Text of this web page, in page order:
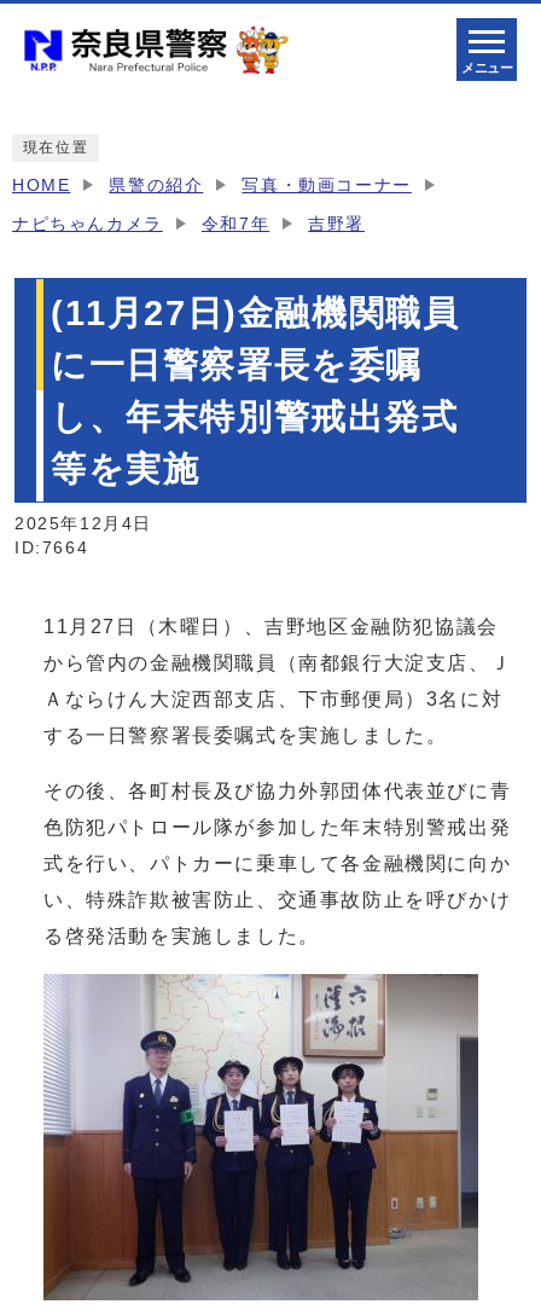
メニュー
現在位置
HOME 県警の紹介 写真・動画コーナー
ナピちゃんカメラ 令和7年 吉野署
(11月27日)金融機関職員
に一日警察署長を委嘱
し、年末特別警戒出発式
等を実施
2025年12月4日
ID:7664
11月27日（木曜日）、吉野地区金融防犯協議会
から管内の金融機関職員（南都銀行大淀支店、Ｊ
Ａならけん大淀西部支店、下市郵便局）3名に対
する一日警察署長委嘱式を実施しました。
その後、各町村長及び協力外郭団体代表並びに青
色防犯パトロール隊が参加した年末特別警戒出発
式を行い、パトカーに乗車して各金融機関に向か
い、特殊詐欺被害防止、交通事故防止を呼びかけ
る啓発活動を実施しました。